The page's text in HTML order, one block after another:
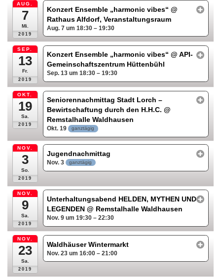
AUG.
7
Mi.
2019
Konzert Ensemble „harmonic vibes“@
Rathaus Alfdorf, Veranstaltungsraum
Aug. 7 um 18:30 – 19:30
SEP.
13
Fr.
2019
Konzert Ensemble „harmonic vibes“@ API-
Gemeinschaftszentrum Hüttenbühl
Sep. 13 um 18:30 – 19:30
OKT.
19
Sa.
2019
Seniorennachmittag Stadt Lorch –
Bewirtschaftung durch den H.H.C.@
Remstalhalle Waldhausen
Okt. 19 ganztägig
NOV.
3
So.
2019
Jugendnachmittag
Nov. 3 ganztägig
NOV.
9
Sa.
2019
Unterhaltungsabend HELDEN, MYTHEN UND
LEGENDEN@ Remstalhalle Waldhausen
Nov. 9 um 19:30 – 22:30
NOV.
23
Sa.
2019
Waldhäuser Wintermarkt
Nov. 23 um 16:00 – 21:00